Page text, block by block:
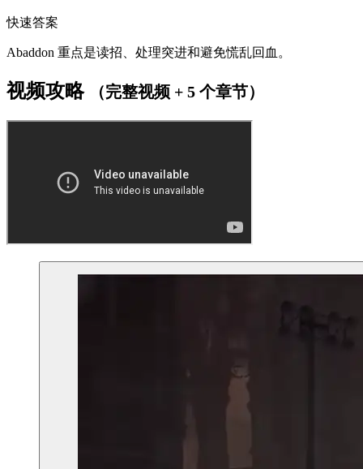
快速答案
Abaddon 重点是读招、处理突进和避免慌乱回血。
视频攻略 （完整视频 + 5 个章节）